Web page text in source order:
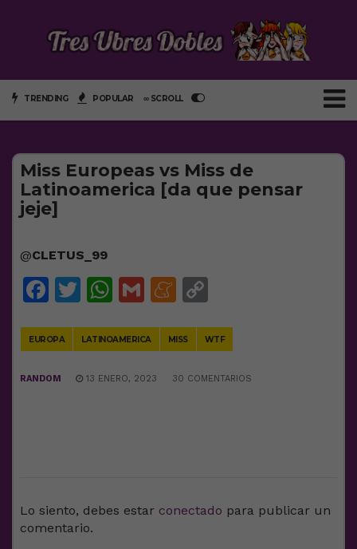
TRENDING POPULAR ∞ SCROLL
Miss Europeas vs Miss de
Latinoamerica [da que pensar
jeje]
@CLETUS_99
Facebook
Twitter
WhatsApp
GmailMeneame
EUROPA LATINOAMERICA MISS WTF
RANDOM 13 ENERO, 2023 30 COMENTARIOS
Lo siento, debes estar conectado para publicar un
comentario.